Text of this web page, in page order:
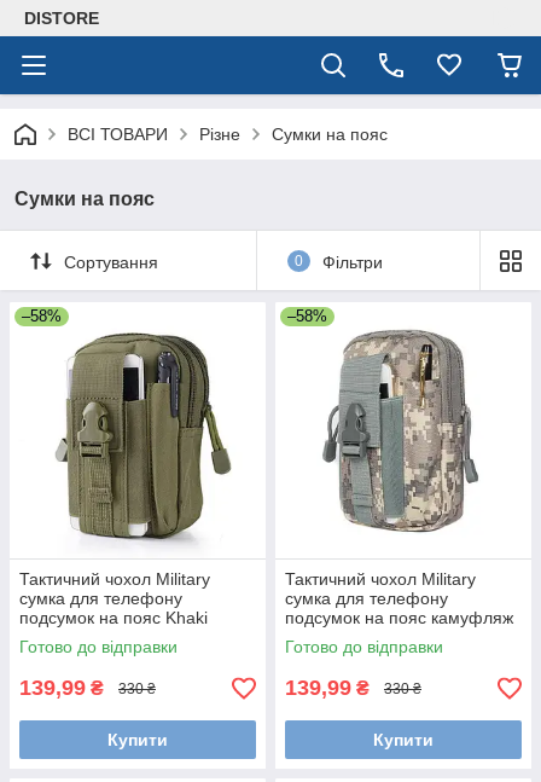
DISTORE
ВСІ ТОВАРИ Різне Сумки на пояс
Сумки на пояс
Сортування 0 Фільтри
–58%
Тактичний чохол Military
сумка для телефону
подсумок на пояс Khaki
Готово до відправки
139,99 ₴ 330 ₴
Купити
–58%
Тактичний чохол Military
сумка для телефону
подсумок на пояс камуфляж
ACU
Готово до відправки
139,99 ₴ 330 ₴
Купити